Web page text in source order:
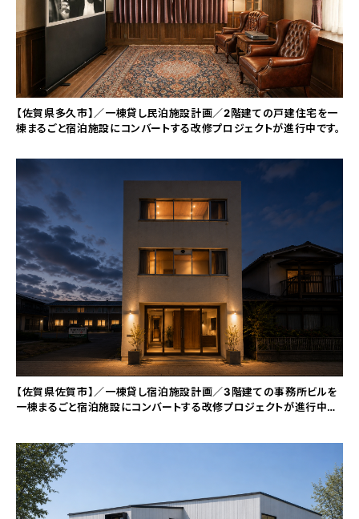
【佐賀県多久市】／一棟貸し民泊施設計画／2階建ての戸建住宅を一
棟まるごと宿泊施設にコンバートする改修プロジェクトが進行中です。
【佐賀県佐賀市】／一棟貸し宿泊施設計画／3階建ての事務所ビルを
一棟まるごと宿泊施設にコンバートする改修プロジェクトが進行中で